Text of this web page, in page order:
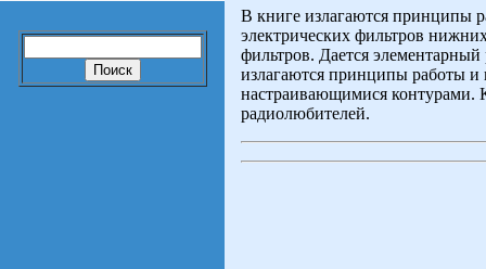
В книге излагаются принципы
электрических фильтров
фильтров. Дается
излагаются принципы работы и
настраивающимися контурами.
радиолюбителей.